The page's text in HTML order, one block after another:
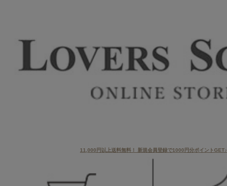
11,000円以上送料無料！ 新規会員登録で1000円分ポイントGET♪